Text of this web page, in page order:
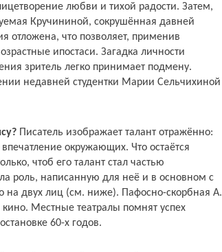
любви и тихой радости. Затем,
Кручининой, сокрушённая давней
отложена, что позволяет, применив
ипостаси. Загадка личности
зритель легко принимает подмену.
недавней студентки Марии Сельчихиной
Писатель изображает талант отражённо:
впечатление окружающих. Что остаётся
чтоб его талант стал частью
роль, написанную для неё и в основном с
на двух лиц (см. ниже). Пафосно-скорбная А.
кино. Местные театралы помнят успех
60-х годов.